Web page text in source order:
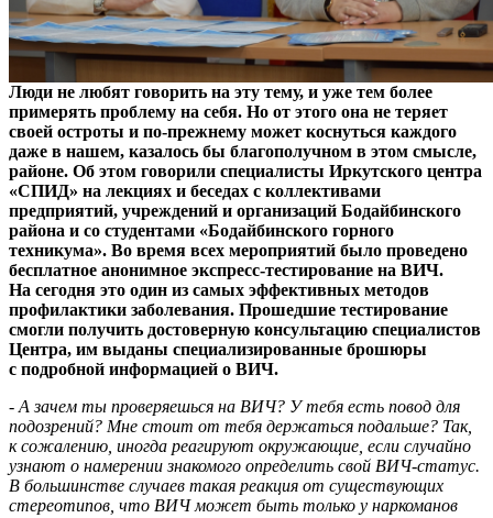
Люди не любят говорить на эту тему, и уже тем более
примерять проблему на себя. Но от этого она не теряет
своей остроты и по-прежнему может коснуться каждого
даже в нашем, казалось бы благополучном в этом смысле,
районе. Об этом говорили специалисты Иркутского центра
«СПИД» на лекциях и беседах с коллективами
предприятий, учреждений и организаций Бодайбинского
района и со студентами «Бодайбинского горного
техникума». Во время всех мероприятий было проведено
бесплатное анонимное экспресс-тестирование на ВИЧ.
На сегодня это один из самых эффективных методов
профилактики заболевания. Прошедшие тестирование
смогли получить достоверную консультацию специалистов
Центра, им выданы специализированные брошюры
с подробной информацией о ВИЧ.
- А зачем ты проверяешься на ВИЧ? У тебя есть повод для
подозрений? Мне стоит от тебя держаться подальше? Так,
к сожалению, иногда реагируют окружающие, если случайно
узнают о намерении знакомого определить свой ВИЧ-статус.
В большинстве случаев такая реакция от существующих
стереотипов, что ВИЧ может быть только у наркоманов